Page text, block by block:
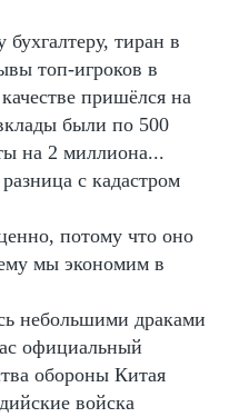
тиран в
топ-игроков в
пришёлся на
были по 500
на 2 миллиона...
с кадастром
потому что оно
мы экономим в
небольшими драками
официальный
обороны Китая
войска